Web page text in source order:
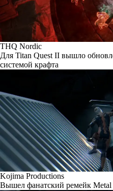
THQ Nordic
Для Titan Quest II вышло
системой крафта
Kojima Productions
Вышел фанатский ремейк